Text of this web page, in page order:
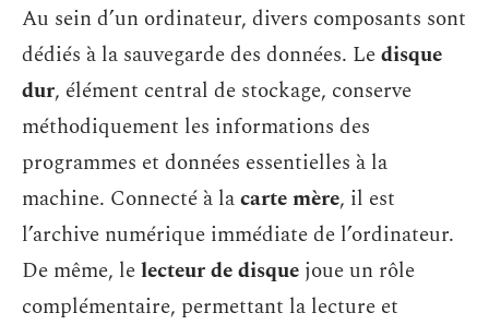
Au sein d’un ordinateur, divers composants sont
dédiés à la sauvegarde des données. Ledisque
dur, élément central de stockage, conserve
méthodiquement les informations des
programmes et données essentielles à la
machine. Connecté à lacarte mère, il est
l’archive numérique immédiate de l’ordinateur.
De même, lelecteur de disque joue un rôle
complémentaire, permettant la lecture et